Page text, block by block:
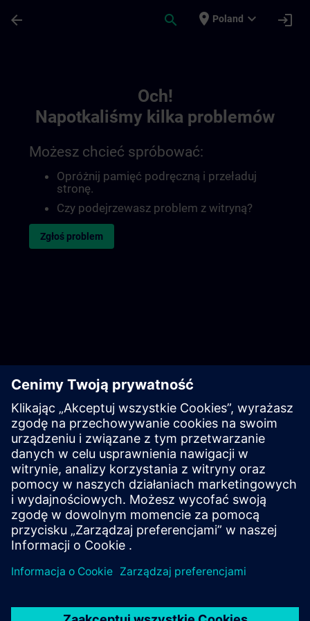
arrow_back search place Poland expand_more login
Och!
Napotkaliśmy kilka problemów
Możesz chcieć spróbować:
Opróżnij pamięć podręczną i przeładuj
stronę.
Czy podejrzewasz problem z witryną?
Zgłoś problem